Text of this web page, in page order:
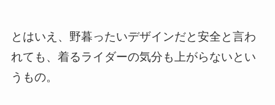
とはいえ、野暮ったいデザインだと安全と言わ
れても、着るライダーの気分も上がらないとい
うもの。